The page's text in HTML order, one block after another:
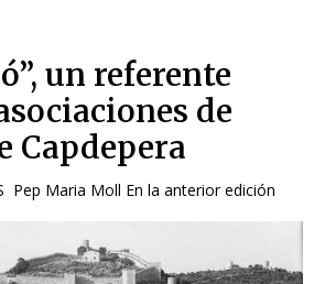
un referente
de
Capdepera